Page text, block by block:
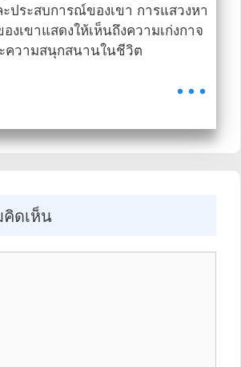
ประสบการณ์ของเขา การแสวงหา
งเขาแสดงให้เห็นถึงความเก่งกาจ
ความสนุกสนานในชีวิต
...
คิดเห็น